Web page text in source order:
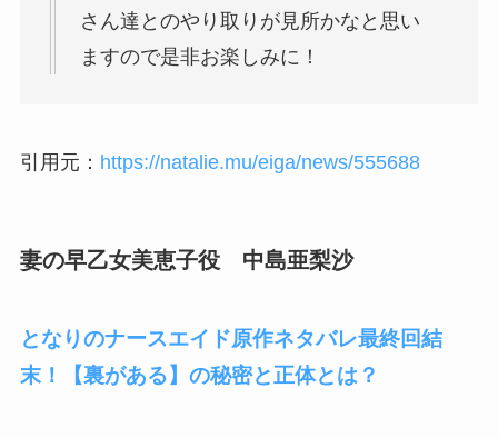
さん達とのやり取りが見所かなと思い
ますので是非お楽しみに！
引用元： https://natalie.mu/eiga/news/555688
妻の早乙女美恵子役 中島亜梨沙
となりのナースエイド原作ネタバレ最終回結
末！【裏がある】の秘密と正体とは？